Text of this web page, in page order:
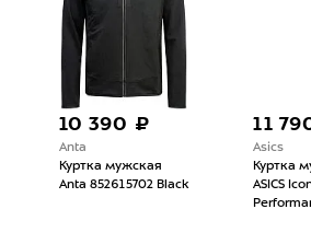
10 390 ₽
Anta
Куртка мужская
Anta 852615702 Black
11
Asics
Куртка
ASICS